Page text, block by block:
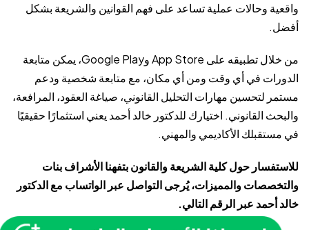
واقعية وحالات عملية تساعد على فهم القوانين والشريعة بشكل
أفضل.
من خلال تطبيقه على App Store وGoogle Play، يمكن متابعة
الدورات في أي وقت ومن أي مكان، مع متابعة شخصية ودعم
مستمر لتحسين مهارات التحليل القانوني، صياغة العقود، المرافعة،
والبحث القانوني. اختيارك للدكتور خالد أحمد يعني استثمارًا حقيقيًا
في مستقبلك الأكاديمي والمهني.
للاستفسار حول كلية الشريعة والقانون بتفهنا الأشراف بنات
والتخصصات والمميزات، يُرجى التواصل عبر الواتساب مع الدكتور
خالد أحمد عبر الرقم التالي.